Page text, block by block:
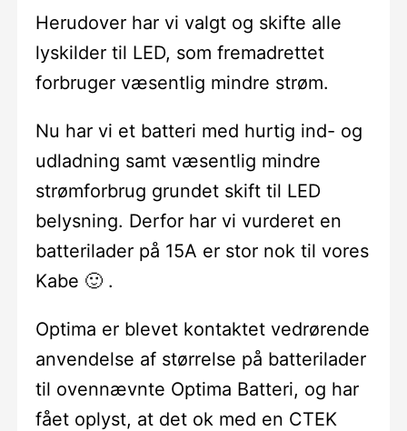
Herudover har vi valgt og skifte alle
lyskilder til LED, som fremadrettet
forbruger væsentlig mindre strøm.
Nu har vi et batteri med hurtig ind- og
udladning samt væsentlig mindre
strømforbrug grundet skift til LED
belysning. Derfor har vi vurderet en
batterilader på 15A er stor nok til vores
Kabe 🙂 .
Optima er blevet kontaktet vedrørende
anvendelse af størrelse på batterilader
til ovennævnte Optima Batteri, og har
fået oplyst, at det ok med en CTEK